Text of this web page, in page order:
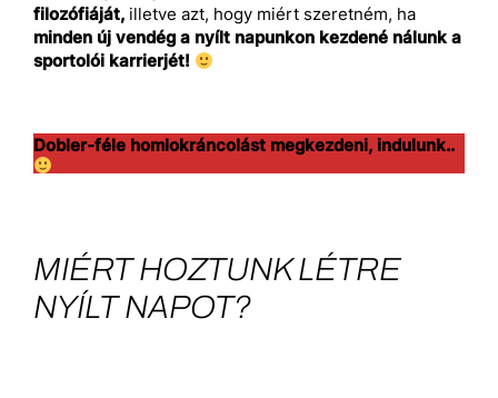
filozófiáját, illetve azt, hogy miért szeretném, ha
minden új vendég a nyílt napunkon kezdené nálunk a
sportolói karrierjét!
Dobler-féle homlokráncolást megkezdeni, indulunk..
MIÉRT HOZTUNK LÉTRE
NYÍLT NAPOT?